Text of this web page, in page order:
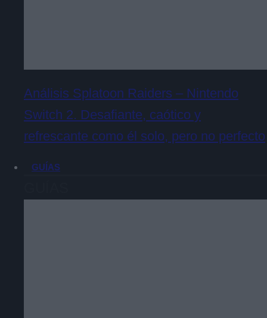
Análisis Splatoon Raiders – Nintendo
Switch 2. Desafiante, caótico y
refrescante como él solo, pero no perfecto
GUÍAS